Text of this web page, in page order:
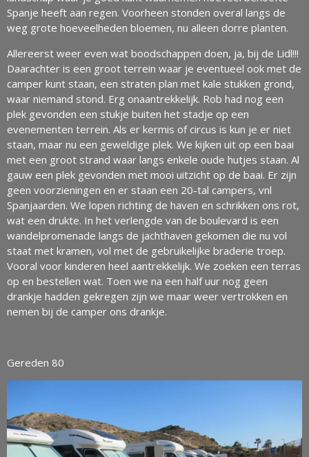
Spanje heeft aan regen. Voorheen stonden overal langs de
weg grote hoeveelheden bloemen, nu alleen dorre planten.
Allereerst weer even wat boodschappen doen, ja, bij de Lidl!!!
Daarachter is een groot terrein waar je eventueel ook met de
camper kunt staan, een straten plan met kale stukken grond,
waar niemand stond. Erg onaantrekkelijk. Rob had nog een
plek gevonden een stukje buiten het stadje op een
evenementen terrein. Als er kermis of circus is kun je er niet
staan, maar nu een geweldige plek. We kijken uit op een baai
met een groot strand waar langs enkele oude hutjes staan. Al
gauw een plek gevonden met mooi uitzicht op de baai. Er zijn
geen voorzieningen en er staan een 20-tal campers, vnl
Spanjaarden. We lopen richting de haven en schrikken ons rot,
wat een drukte. In het verlengde van de boulevard is een
wandelpromenade langs de jachthaven gekomen die nu vol
staat met kramen, vol met de gebruikelijke braderie troep.
Vooral voor kinderen heel aantrekkelijk. We zoeken een terras
op en bestellen wat. Toen we na een half uur nog geen
drankje hadden gekregen zijn we maar weer vertrokken en
nemen bij de camper ons drankje.
Gereden 80